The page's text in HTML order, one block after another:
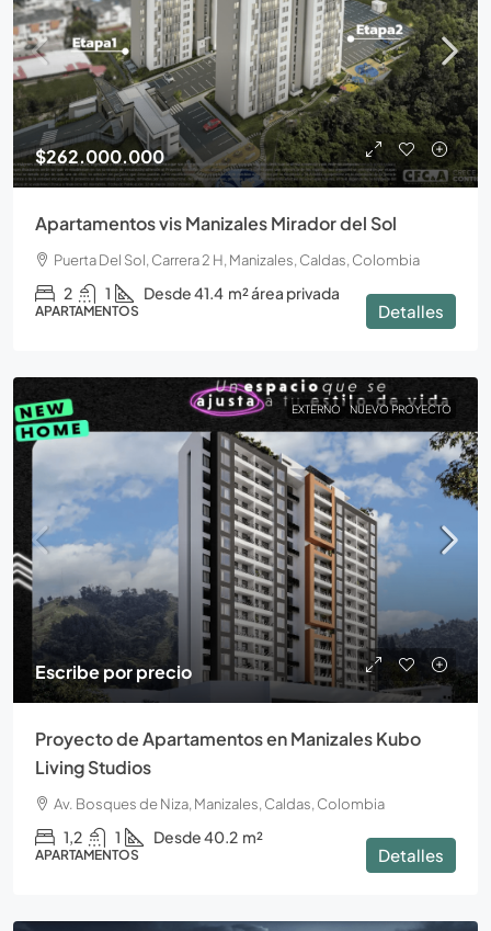
$262.000.000
Apartamentos vis Manizales Mirador del Sol
Puerta Del Sol, Carrera 2 H, Manizales, Caldas, Colombia
2 1 Desde 41.4 m² área privada
APARTAMENTOS Detalles
EXTERNO NUEVO PROYECTO
Escribe por precio
Proyecto de Apartamentos en Manizales Kubo
Living Studios
Av. Bosques de Niza, Manizales, Caldas, Colombia
1,2 1 Desde 40.2 m²
APARTAMENTOS Detalles